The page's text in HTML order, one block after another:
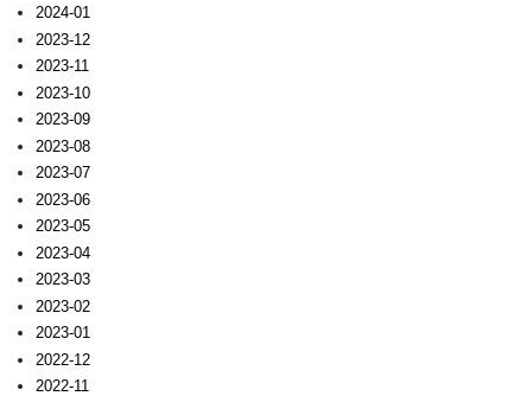
2024-01
2023-12
2023-11
2023-10
2023-09
2023-08
2023-07
2023-06
2023-05
2023-04
2023-03
2023-02
2023-01
2022-12
2022-11